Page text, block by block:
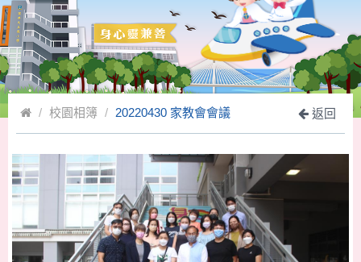
校園相簿 20220430 家教會會議 返回